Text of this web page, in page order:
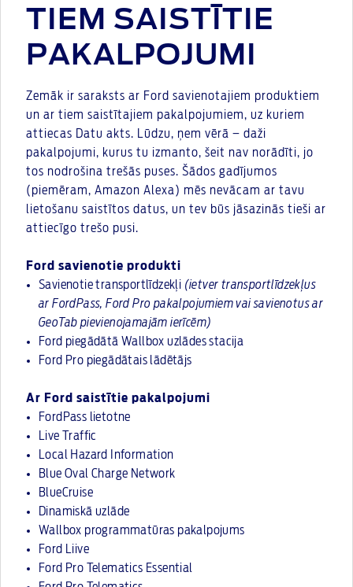
TIEM SAISTĪTIE
PAKALPOJUMI
Zemāk ir saraksts ar Ford savienotajiem produktiem
un ar tiem saistītajiem pakalpojumiem, uz kuriem
attiecas Datu akts. Lūdzu, ņem vērā – daži
pakalpojumi, kurus tu izmanto, šeit nav norādīti, jo
tos nodrošina trešās puses. Šādos gadījumos
(piemēram, Amazon Alexa) mēs nevācam ar tavu
lietošanu saistītos datus, un tev būs jāsazinās tieši ar
attiecīgo trešo pusi.
Ford savienotie produkti
Savienotie transportlīdzekļi (ietver transportlīdzekļus
ar FordPass, Ford Pro pakalpojumiem vai savienotus ar
GeoTab pievienojamajām ierīcēm)
Ford piegādātā Wallbox uzlādes stacija
Ford Pro piegādātais lādētājs
Ar Ford saistītie pakalpojumi
FordPass lietotne
Live Traffic
Local Hazard Information
Blue Oval Charge Network
BlueCruise
Dinamiskā uzlāde
Wallbox programmatūras pakalpojums
Ford Liive
Ford Pro Telematics Essential